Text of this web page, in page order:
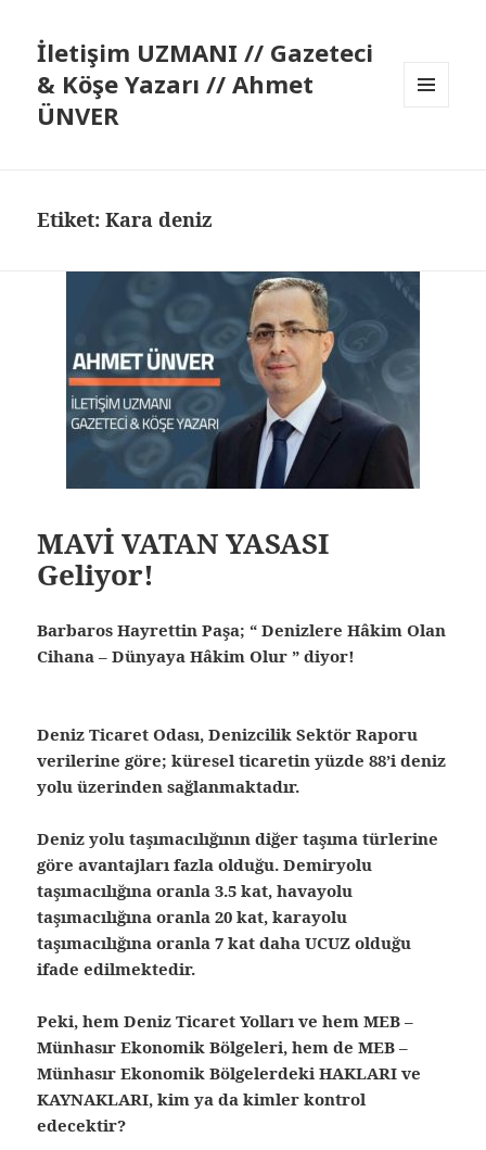
İletişim UZMANI // Gazeteci
& Köşe Yazarı // Ahmet
ÜNVER
Etiket:Kara deniz
MAVİ VATAN YASASI
Geliyor!
Barbaros Hayrettin Paşa; “ Denizlere Hâkim Olan
Cihana – Dünyaya Hâkim Olur ” diyor!
Deniz Ticaret Odası, Denizcilik Sektör Raporu
verilerine göre; küresel ticaretin yüzde 88’i deniz
yolu üzerinden sağlanmaktadır.
Deniz yolu taşımacılığının diğer taşıma türlerine
göre avantajları fazla olduğu. Demiryolu
taşımacılığına oranla 3.5 kat, havayolu
taşımacılığına oranla 20 kat, karayolu
taşımacılığına oranla 7 kat daha UCUZ olduğu
ifade edilmektedir.
Peki, hem Deniz Ticaret Yolları ve hem MEB –
Münhasır Ekonomik Bölgeleri, hem deMEB –
Münhasır Ekonomik Bölgelerdeki HAKLARI ve
KAYNAKLARI, kim ya da kimler kontrol
edecektir?